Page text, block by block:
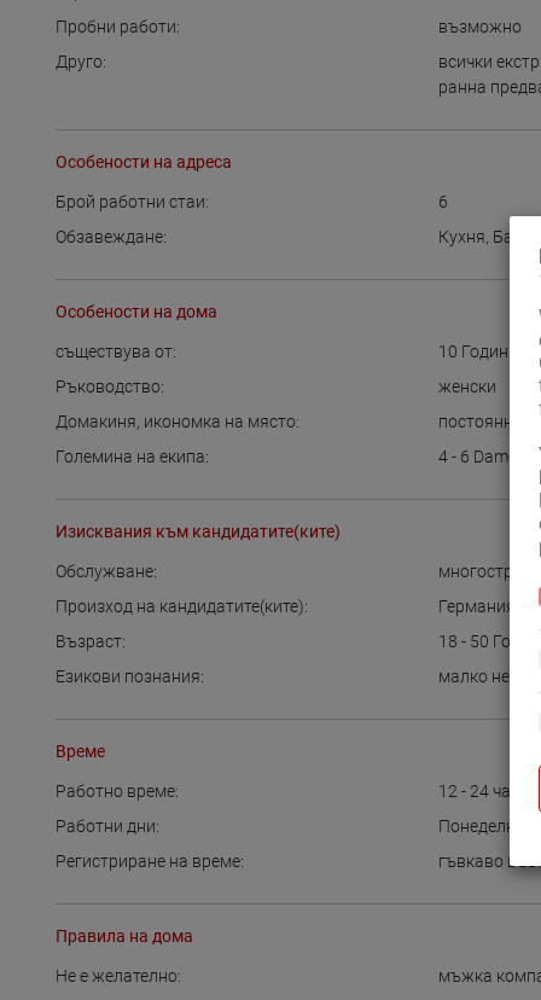
Пробни работи:
възможно
Друго:
всички
ранна
Особености на адреса
Брой работни стаи:
6
Обзавеждане:
Кухня, Баня
Особености на дома
съществува от: 10 Години
Ръководство:
женски
Домакиня, икономка на място:
постоянно
Големина на екипа:
4 - 6 Damen
Изисквания към кандидатите(ките)
Обслужване:
Произход на кандидатите(ките):
Германия
Възраст:
18 - 50 Години
Езикови познания:
малко немски
Време
Работно време: 12 - 24часа
Работни дни:
Понеделник
Регистриране на време:
гъвкаво
Правила на дома
Не е желателно:
мъжка